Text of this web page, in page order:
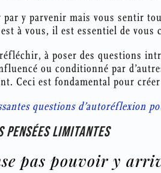
y parvenir mais vous sentir
à vous, il est essentiel de vous
à poser des questions
ou conditionné par
Ceci est fondamental pour
questions d’autoréflexion
PENSÉES LIMITANTES
pas pouvoir y